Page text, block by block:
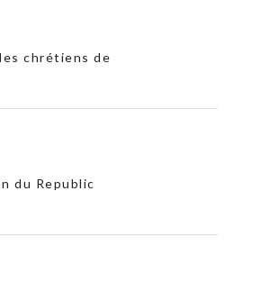
chrétiens de
du Republic